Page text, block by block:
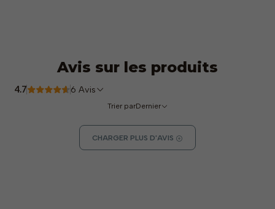
Avis sur les produits
4.7 6 Avis
Trier parDernier
CHARGER PLUS D'AVIS